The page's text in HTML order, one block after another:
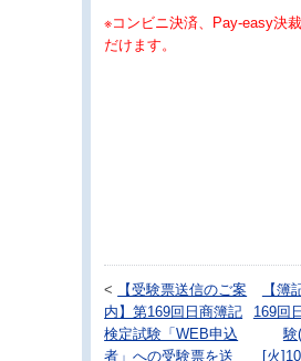
※コンビニ決済、Pay-easy決
だけます。
<
【受験票送信のご案
内】第169回日商簿記
検定試験「WEB申込
者」への受験票を送
【簿
169回
験
[火